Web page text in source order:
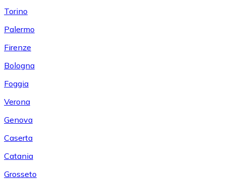
Torino
Palermo
Firenze
Bologna
Foggia
Verona
Genova
Caserta
Catania
Grosseto